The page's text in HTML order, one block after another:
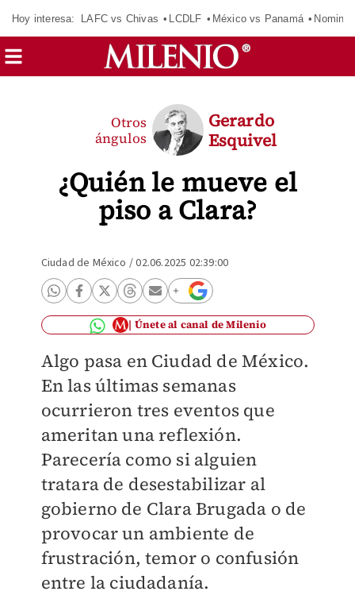
Hoy interesa: LAFC vs Chivas LCDLF México vs Panamá
¿Quién le mueve el
piso a Clara?
Otros
ángulos
Gerardo
Esquivel
Ciudad de México /02.06.2025 02:39:00
Únete al canal de Milenio
Algo pasa en Ciudad de México.
En las últimas semanas
ocurrieron tres eventos que
ameritan una reflexión.
Parecería como si alguien
tratara de desestabilizar al
gobierno de Clara Brugada o de
provocar un ambiente de
frustración, temor o confusión
entre la ciudadanía.